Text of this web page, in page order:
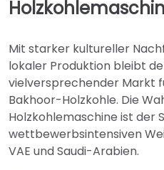
Mit starker kultureller
lokaler Produktion bleibt
vielversprechender Markt
Bakhoor-Holzkohle. Die
Holzkohlemaschine ist der
wettbewerbsintensiven
VAE und Saudi-Arabien.